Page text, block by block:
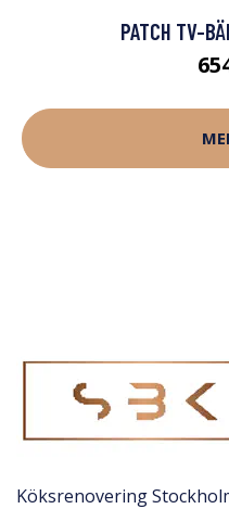
PATCH TV-
Köksrenovering